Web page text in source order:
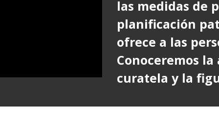
las medidas de
planificación
ofrece a las
Conoceremos
curatela y la